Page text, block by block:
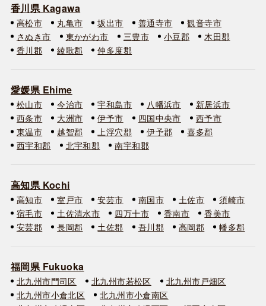
香川県 Kagawa
高松市 丸亀市 坂出市 善通寺市
観音寺市
さぬき市
東かがわ市 三豊市 小豆郡
木田郡
香川郡
綾歌郡 仲多度郡
愛媛県 Ehime
松山市 今治市 宇和島市 八幡浜市
新居浜市
西条市
大洲市 伊予市 四国中央市
西予市
東温市
越智郡 上浮穴郡 伊予郡
喜多郡
西宇和郡
北宇和郡 南宇和郡
高知県 Kochi
高知市 室戸市 安芸市 南国市 土佐市
須崎市
宿毛市
土佐清水市 四万十市 香南市
香美市
安芸郡
長岡郡 土佐郡 吾川郡 高岡郡 幡多郡
福岡県 Fukuoka
北九州市門司区 北九州市若松区
北九州市戸畑区
北九州市小倉北区
北九州市小倉南区